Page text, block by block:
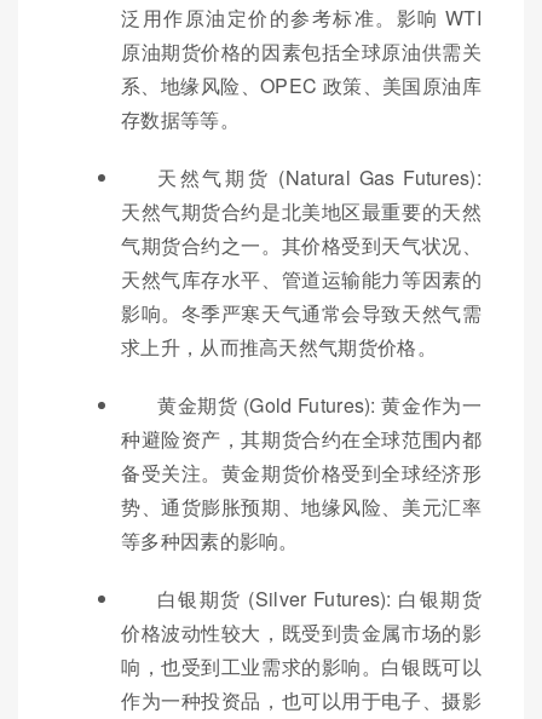
泛用作原油定价的参考标准。影响 WTI
原油期货价格的因素包括全球原油供需关
系、地缘风险、OPEC 政策、美国原油库
存数据等等。
天然气期货 (Natural Gas Futures):
天然气期货合约是北美地区最重要的天然
气期货合约之一。其价格受到天气状况、
天然气库存水平、管道运输能力等因素的
影响。冬季严寒天气通常会导致天然气需
求上升，从而推高天然气期货价格。
黄金期货 (Gold Futures): 黄金作为一
种避险资产，其期货合约在全球范围内都
备受关注。黄金期货价格受到全球经济形
势、通货膨胀预期、地缘风险、美元汇率
等多种因素的影响。
白银期货 (Silver Futures): 白银期货
价格波动性较大，既受到贵金属市场的影
响，也受到工业需求的影响。白银既可以
作为一种投资品，也可以用于电子、摄影